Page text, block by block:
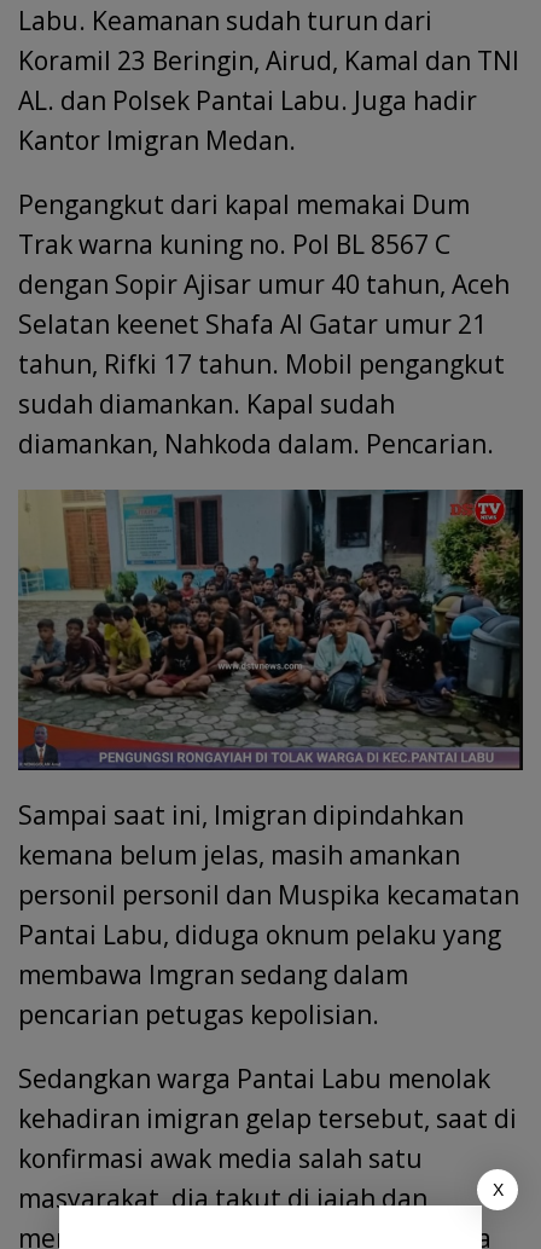
Labu. Keamanan sudah turun dari
Koramil 23 Beringin, Airud, Kamal dan TNI
AL. dan Polsek Pantai Labu. Juga hadir
Kantor Imigran Medan.
Pengangkut dari kapal memakai Dum
Trak warna kuning no. Pol BL 8567 C
dengan Sopir Ajisar umur 40 tahun, Aceh
Selatan keenet Shafa Al Gatar umur 21
tahun, Rifki 17 tahun. Mobil pengangkut
sudah diamankan. Kapal sudah
diamankan, Nahkoda dalam. Pencarian.
Sampai saat ini, Imigran dipindahkan
kemana belum jelas, masih amankan
personil personil dan Muspika kecamatan
Pantai Labu, diduga oknum pelaku yang
membawa Imgran sedang dalam
pencarian petugas kepolisian.
Sedangkan warga Pantai Labu menolak
kehadiran imigran gelap tersebut, saat di
konfirmasi awak media salah satu
masyarakat, dia takut di jajah dan
menguasai daerah nya, karena sifatnya
X